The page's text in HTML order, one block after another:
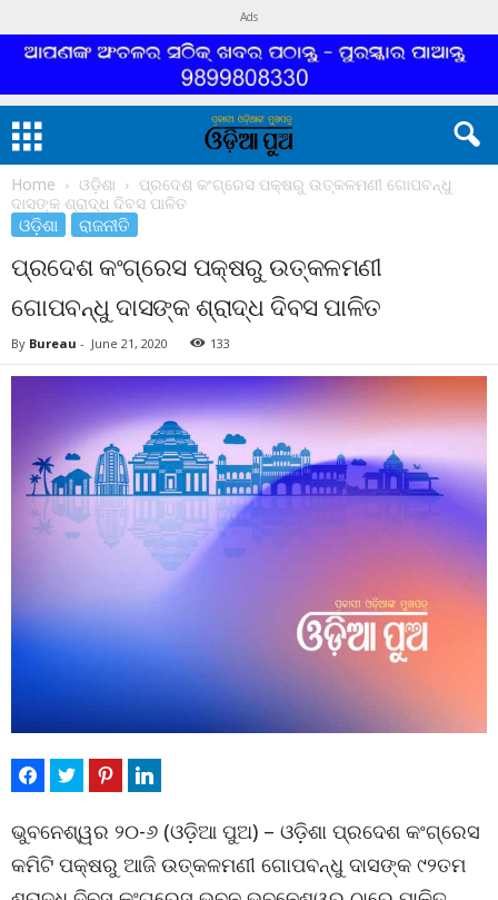
Ads
Home ଓଡ଼ିଶା
ପ୍ରଦେଶ କଂଗ୍ରେସ ପକ୍ଷରୁ ଉତ୍କଳମଣୀ ଗୋପବନ୍ଧୁ
ଦାସଙ୍କ ଶ୍ରାଦ୍ଧ ଦିବସ ପାଳିତ
ଓଡ଼ିଶା ରାଜନୀତି
ପ୍ରଦେଶ କଂଗ୍ରେସ ପକ୍ଷରୁ ଉତ୍କଳମଣୀ
ଗୋପବନ୍ଧୁ ଦାସଙ୍କ ଶ୍ରାଦ୍ଧ ଦିବସ ପାଳିତ
By Bureau - June 21, 2020 133
ଭୁବନେଶ୍ୱର ୨୦-୬ (ଓଡ଼ିଆ ପୁଅ) – ଓଡ଼ିଶା ପ୍ରଦେଶ କଂଗ୍ରେସ
କମିଟି ପକ୍ଷରୁ ଆଜି ଉତ୍କଳମଣୀ ଗୋପବନ୍ଧୁ ଦାସଙ୍କ ୯୨ତମ